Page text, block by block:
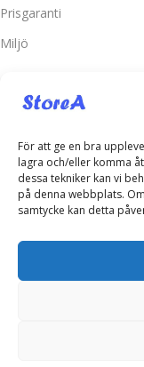
För att ge en bra
lagra och/eller komma
dessa tekniker kan vi
på denna webbplats.
samtycke kan detta
Prisgaranti
Miljö
Kundtjänst
Kontakta oss
Retur & Reklamation
Vanliga frågor
Inloggning
Kontakta oss